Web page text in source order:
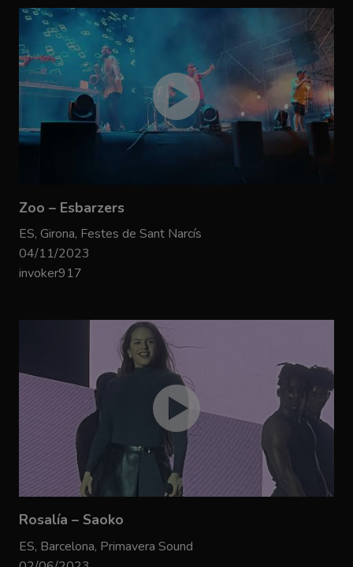
Zoo – Esbarzers
ES, Girona, Festes de Sant Narcís
04/11/2023
invoker917
Rosalía – Saoko
ES, Barcelona, Primavera Sound